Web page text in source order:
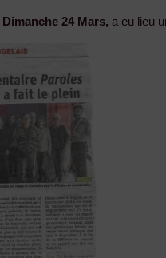
Dimanche 24 Mars, a eu lieu